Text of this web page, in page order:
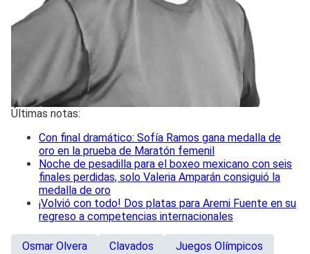
Últimas notas:
Con final dramático: Sofía Ramos gana medalla de
oro en la prueba de Maratón femenil
Noche de pesadilla para el boxeo mexicano con seis
finales perdidas, solo Valeria Amparán consiguió la
medalla de oro
¡Volvió con todo! Dos platas para Aremi Fuente en su
regreso a competencias internacionales
Osmar Olvera Clavados Juegos Olímpicos